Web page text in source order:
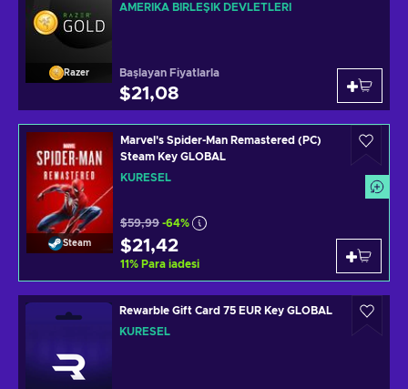
Razer
AMERIKA BIRLEŞIK DEVLETLERI
Başlayan Fiyatlarla
$21,08
Steam
Marvel's Spider-Man Remastered (PC)
Steam Key GLOBAL
KÜRESEL
$59,99 -64%
$21,42
11% Para iadesi
Rewarble Gift Card 75 EUR Key GLOBAL
KÜRESEL